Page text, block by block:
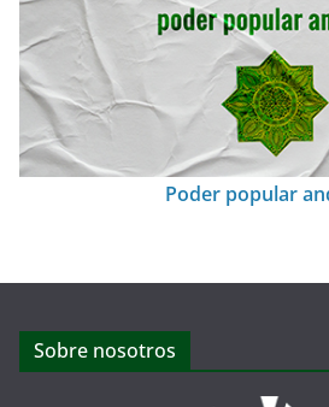
Poder popular
Sobre nosotros